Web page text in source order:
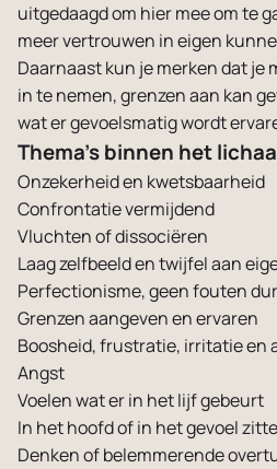
uitgedaagd om hier mee om te
meer vertrouwen in eigen
Daarnaast kun je merken dat
in te nemen, grenzen aan kan
wat er gevoelsmatig wordt
Thema’s binnen het
Onzekerheid en kwetsbaarheid
Confrontatie vermijdend
Vluchten of dissociëren
Laag zelfbeeld en twijfel aan
Perfectionisme, geen fouten
Grenzen aangeven en ervaren
Boosheid, frustratie, irritatie en
Angst
Voelen wat er in het lijf gebeurt
In het hoofd of in het gevoel
Denken of belemmerende